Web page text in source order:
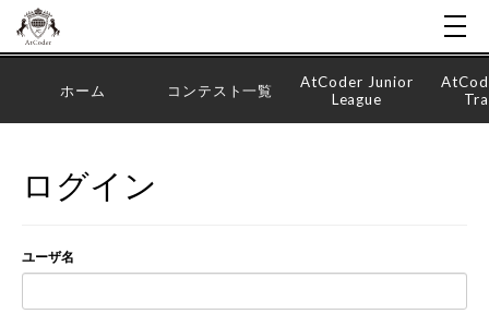
ホーム コンテスト一覧
AtCoder Junior
League
ログイン
ユーザ名